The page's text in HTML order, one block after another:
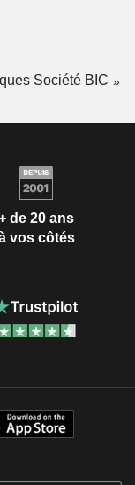
Société BIC
de 20 ans
vos côtés